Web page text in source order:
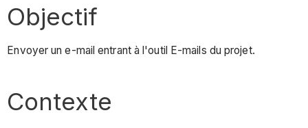
Objectif
Envoyer un e-mail entrant à l'outil E-mails du projet.
Contexte